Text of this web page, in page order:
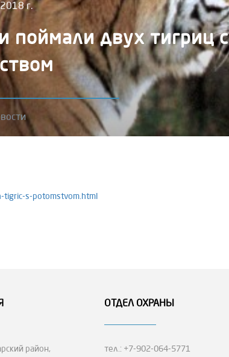
г.
поймали двух тигриц с
s-potomstvom.html
район,
ОТДЕЛ ОХРАНЫ
тел.: +7-902-064-5771